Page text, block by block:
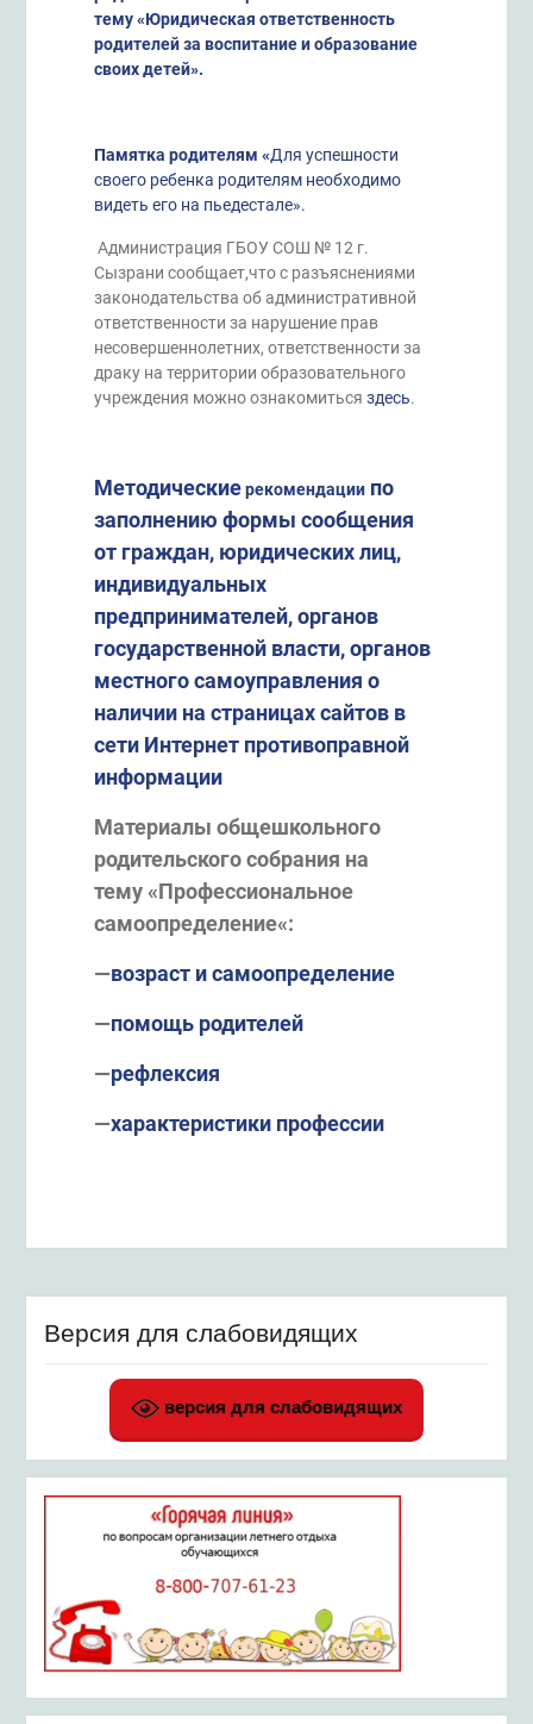
тему«Юридическая ответственность
родителей за воспитание и образование
своих детей».
Памятка родителям «Для успешности
своего ребенка родителям необходимо
видеть его на пьедестале».
Администрация ГБОУ СОШ № 12 г.
Сызрани сообщает,что с разъяснениями
законодательства об административной
ответственности за нарушение прав
несовершеннолетних, ответственности за
драку на территории образовательного
учреждения можно ознакомиться здесь.
Методическиерекомендациипо
заполнению формы сообщения
от граждан, юридических лиц,
индивидуальных
предпринимателей, органов
государственной власти, органов
местного самоуправления о
наличии на страницах сайтов в
сети Интернет противоправной
информации
Материалы общешкольного
родительского собрания на
тему«Профессиональное
самоопределение«:
—возраст и самоопределение
—помощь родителей
—рефлексия
—характеристики профессии
Версия для слабовидящих
версия для слабовидящих